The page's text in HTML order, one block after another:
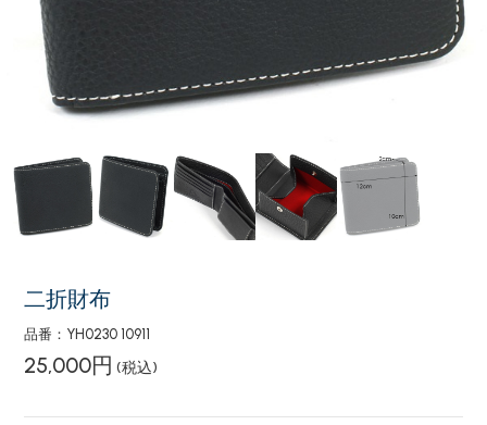
二折財布
品番：YH0230 10911
25,000円 (税込)